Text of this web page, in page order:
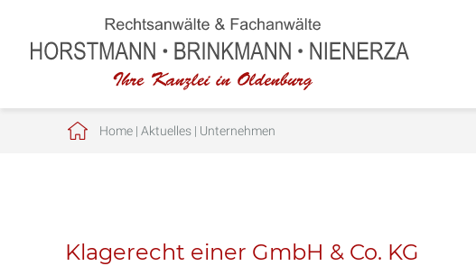
Home| Aktuelles| Unternehmen
Klagerecht einer GmbH & Co. KG